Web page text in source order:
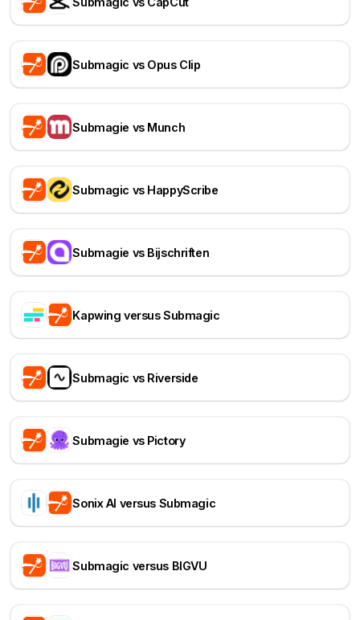
Submagic vs Opus Clip
Submagie vs Munch
Submagic vs HappyScribe
Submagie vs Bijschriften
Kapwing versus Submagic
Submagic vs Riverside
Submagie vs Pictory
Sonix AI versus Submagic
Submagic versus BIGVU